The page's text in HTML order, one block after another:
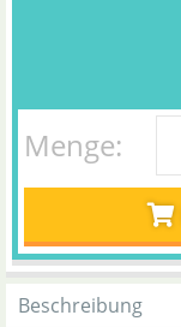
Menge:
Beschreibung